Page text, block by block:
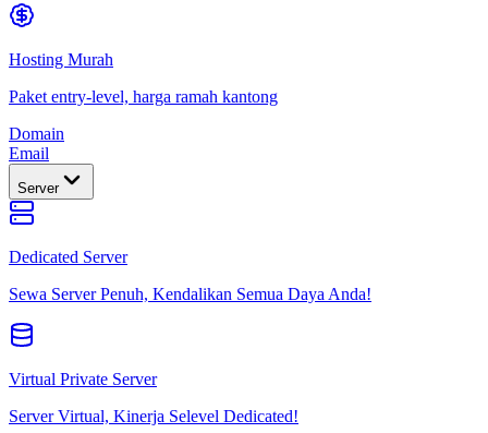
Hosting Murah
Paket entry-level, harga ramah kantong
Domain
Email
Server
Dedicated Server
Sewa Server Penuh, Kendalikan Semua Daya Anda!
Virtual Private Server
Server Virtual, Kinerja Selevel Dedicated!